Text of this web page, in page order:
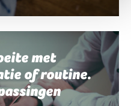
met
of routine.